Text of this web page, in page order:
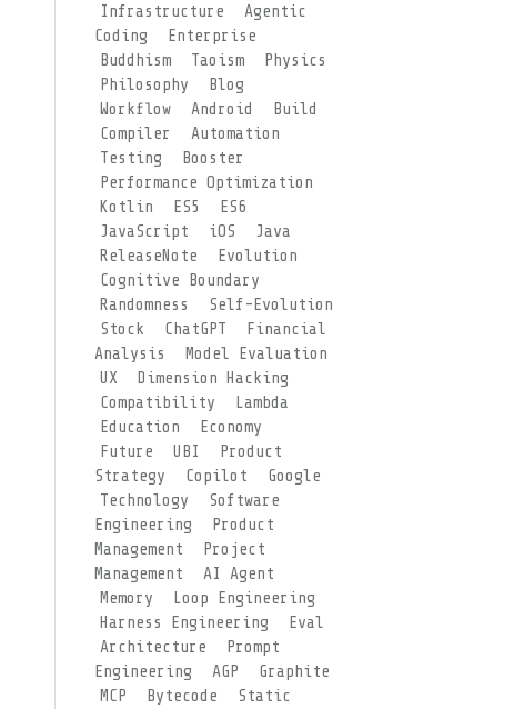
Infrastructure
Agentic
Coding
Enterprise
Buddhism
Taoism
Physics
Philosophy
Blog
Workflow
Android
Build
Compiler
Automation
Testing
Booster
Performance Optimization
Kotlin
ES5
ES6
JavaScript
iOS
Java
ReleaseNote
Evolution
Cognitive Boundary
Randomness
Self-Evolution
Stock
ChatGPT
Financial
Analysis
Model Evaluation
UX
Dimension Hacking
Compatibility
Lambda
Education
Economy
Future
UBI
Product
Strategy
Copilot
Google
Technology
Software
Engineering
Product
Management
Project
Management
AI Agent
Memory
Loop Engineering
Harness Engineering
Eval
Architecture
Prompt
Engineering
AGP
Graphite
MCP
Bytecode
Static